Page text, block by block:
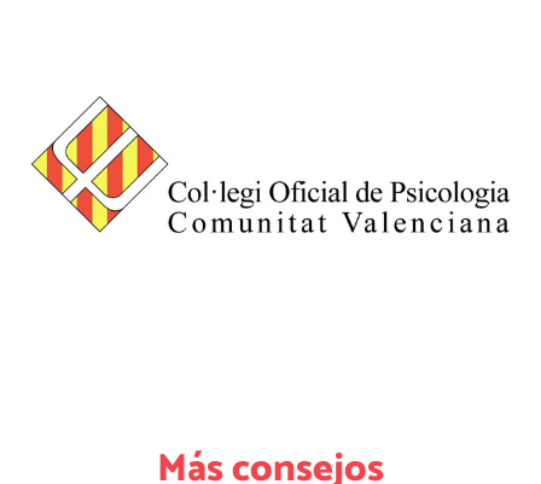
Más consejos